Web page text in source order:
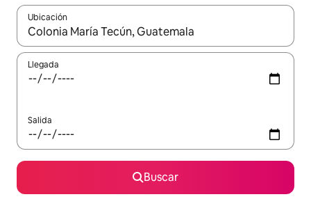
Ubicación
Cuando los resultados estén disponibles, navega con las
Llegada
Salida
Buscar